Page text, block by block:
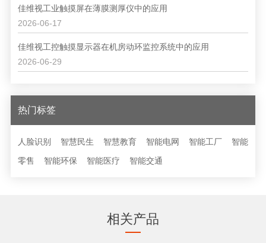
佳维视工业触摸屏在薄膜测厚仪中的应用
2026-06-17
佳维视工控触摸显示器在机房动环监控系统中的应用
2026-06-29
热门标签
人脸识别 智慧民生 智慧教育 智能电网 智能工厂
智能
零售
智能环保 智能医疗 智能交通
相关产品